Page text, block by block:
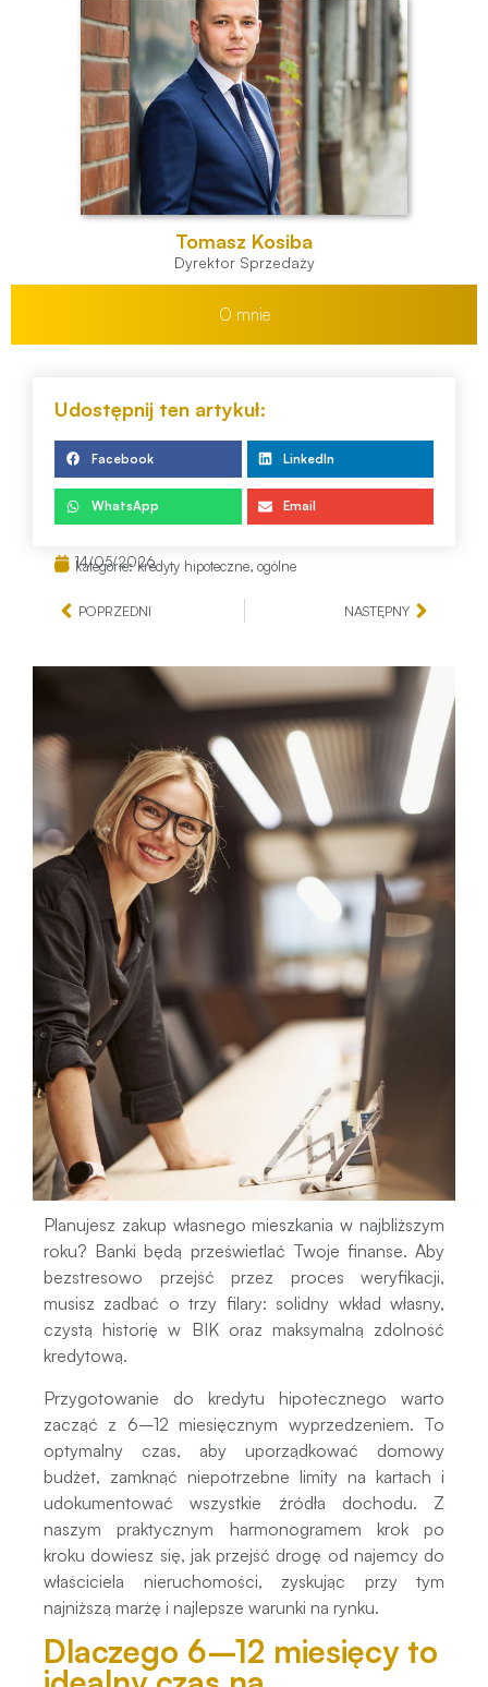
Tomasz Kosiba
Dyrektor Sprzedaży
O mnie
Udostępnij ten artykuł:
Facebook LinkedIn
WhatsApp Email
14/05/2026
kategorie:kredyty hipoteczne, ogólne
POPRZEDNI NASTĘPNY
Planujesz zakup własnego mieszkania w najbliższym
roku? Banki będą prześwietlać Twoje finanse. Aby
bezstresowo przejść przez proces weryfikacji,
musisz zadbać o trzy filary: solidny wkład własny,
czystą historię w BIK oraz maksymalną zdolność
kredytową.
Przygotowanie do kredytu hipotecznego warto
zacząć z 6–12 miesięcznym wyprzedzeniem. To
optymalny czas, aby uporządkować domowy
budżet, zamknąć niepotrzebne limity na kartach i
udokumentować wszystkie źródła dochodu. Z
naszym praktycznym harmonogramem krok po
kroku dowiesz się, jak przejść drogę od najemcy do
właściciela nieruchomości, zyskując przy tym
najniższą marżę i najlepsze warunki na rynku.
Dlaczego 6–12 miesięcy to